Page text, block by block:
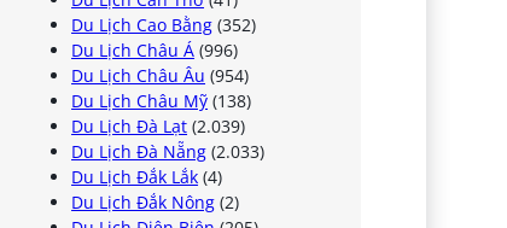
Du Lịch Cao Bằng (352)
Du Lịch Châu Á (996)
Du Lịch Châu Âu (954)
Du Lịch Châu Mỹ (138)
Du Lịch Đà Lạt (2.039)
Du Lịch Đà Nẵng (2.033)
Du Lịch Đắk Lắk (4)
Du Lịch Đắk Nông (2)